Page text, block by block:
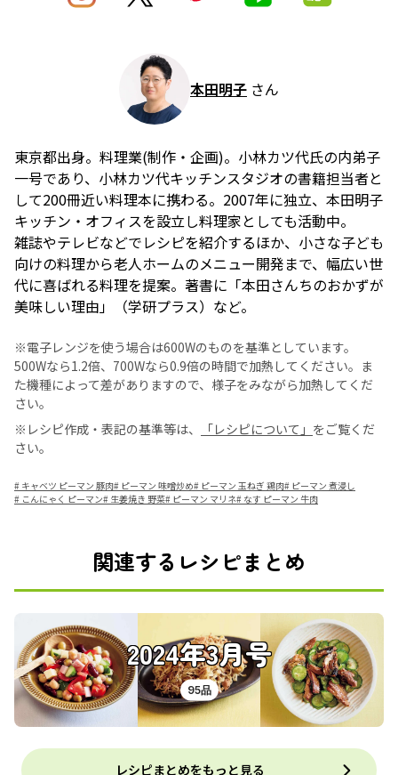
本田明子 さん
東京都出身。料理業(制作・企画)。小林カツ代氏の内弟子
一号であり、小林カツ代キッチンスタジオの書籍担当者と
して200冊近い料理本に携わる。2007年に独立、本田明子
キッチン・オフィスを設立し料理家としても活動中。
雑誌やテレビなどでレシピを紹介するほか、小さな子ども
向けの料理から老人ホームのメニュー開発まで、幅広い世
代に喜ばれる料理を提案。著書に「本田さんちのおかずが
美味しい理由」（学研プラス）など。
※電子レンジを使う場合は600Wのものを基準としています。
500Wなら1.2倍、700Wなら0.9倍の時間で加熱してください。ま
た機種によって差がありますので、様子をみながら加熱してくだ
さい。
※レシピ作成・表記の基準等は、
「レシピについて」 をご覧くだ
さい。
# キャベツ ピーマン 豚肉# ピーマン 味噌炒め# ピーマン 玉ねぎ 鶏肉# ピーマン 煮浸し
# こんにゃく ピーマン# 生姜焼き 野菜# ピーマン マリネ# なす ピーマン 牛肉
関連するレシピまとめ
2024年3月号
95品
レシピまとめをもっと見る